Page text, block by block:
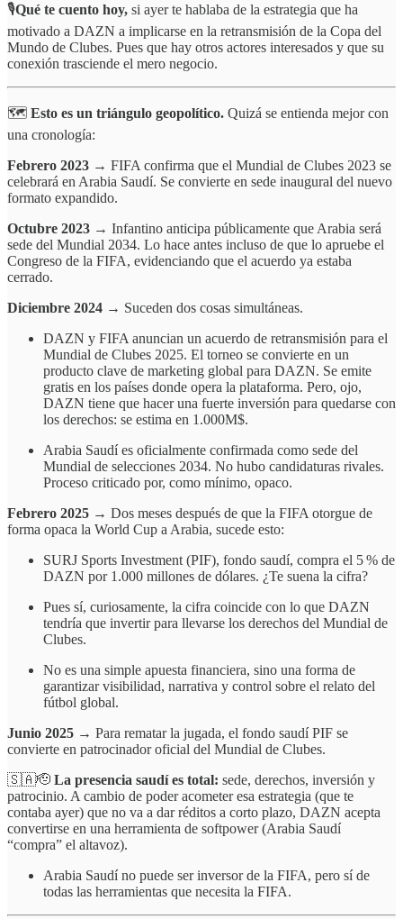
🎙️Qué te cuento hoy, si ayer te hablaba de la estrategia que ha
motivado a DAZN a implicarse en la retransmisión de la Copa del
Mundo de Clubes. Pues que hay otros actores interesados y que su
conexión trasciende el mero negocio.
🗺️ Esto es un triángulo geopolítico. Quizá se entienda mejor con
una cronología:
Febrero 2023 → FIFA confirma que el Mundial de Clubes 2023 se
celebrará en Arabia Saudí. Se convierte en sede inaugural del nuevo
formato expandido.
Octubre 2023 → Infantino anticipa públicamente que Arabia será
sede del Mundial 2034. Lo hace antes incluso de que lo apruebe el
Congreso de la FIFA, evidenciando que el acuerdo ya estaba
cerrado.
Diciembre 2024 → Suceden dos cosas simultáneas.
DAZN y FIFA anuncian un acuerdo de retransmisión para el
Mundial de Clubes 2025. El torneo se convierte en un
producto clave de marketing global para DAZN. Se emite
gratis en los países donde opera la plataforma. Pero, ojo,
DAZN tiene que hacer una fuerte inversión para quedarse con
los derechos: se estima en 1.000M$.
Arabia Saudí es oficialmente confirmada como sede del
Mundial de selecciones 2034. No hubo candidaturas rivales.
Proceso criticado por, como mínimo, opaco.
Febrero 2025 → Dos meses después de que la FIFA otorgue de
forma opaca la World Cup a Arabia, sucede esto:
SURJ Sports Investment (PIF), fondo saudí, compra el 5 % de
DAZN por 1.000 millones de dólares. ¿Te suena la cifra?
Pues sí, curiosamente, la cifra coincide con lo que DAZN
tendría que invertir para llevarse los derechos del Mundial de
Clubes.
No es una simple apuesta financiera, sino una forma de
garantizar visibilidad, narrativa y control sobre el relato del
fútbol global.
Junio 2025 → Para rematar la jugada, el fondo saudí PIF se
convierte en patrocinador oficial del Mundial de Clubes.
🇸🇦🫡 La presencia saudí es total: sede, derechos, inversión y
patrocinio. A cambio de poder acometer esa estrategia (que te
contaba ayer) que no va a dar réditos a corto plazo, DAZN acepta
convertirse en una herramienta de softpower (Arabia Saudí
“compra” el altavoz).
Arabia Saudí no puede ser inversor de la FIFA, pero sí de
todas las herramientas que necesita la FIFA.